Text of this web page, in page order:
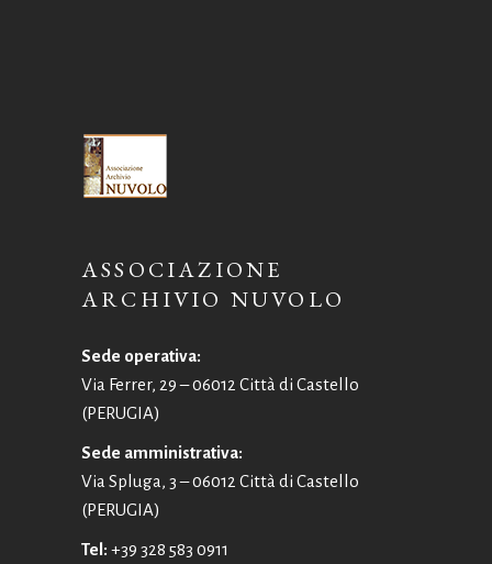
ASSOCIAZIONE
ARCHIVIO NUVOLO
Sede operativa:
Via Ferrer, 29 – 06012 Città di Castello
(PERUGIA)
Sede amministrativa:
Via Spluga, 3 – 06012 Città di Castello
(PERUGIA)
Tel: +39 328 583 0911